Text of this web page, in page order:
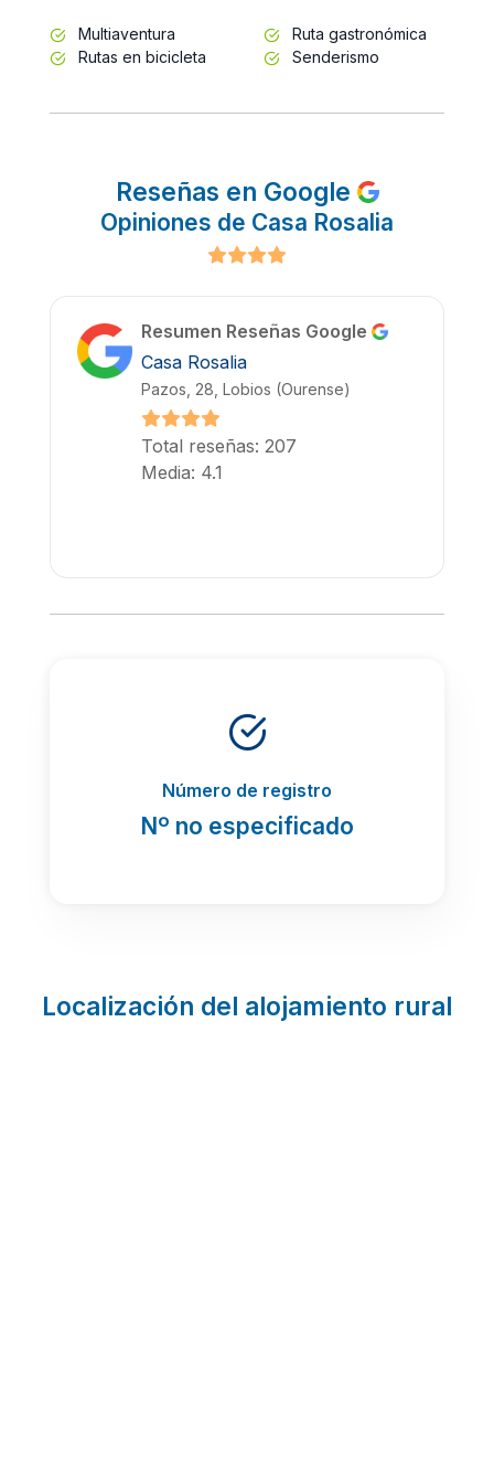
Multiaventura
Ruta gastronómica
Rutas en bicicleta
Senderismo
Reseñas en Google
Opiniones de Casa Rosalia
Resumen Reseñas Google
Casa Rosalia
Pazos, 28, Lobios (Ourense)
Total reseñas: 207
Media: 4.1
Número de registro
Nº no especificado
Localización del alojamiento rural